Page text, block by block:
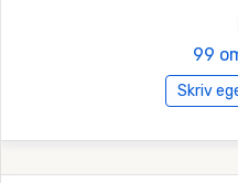
99
Skriv